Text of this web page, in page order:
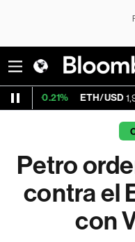
ETH/USD 1,922.338
Petro
contra el
con